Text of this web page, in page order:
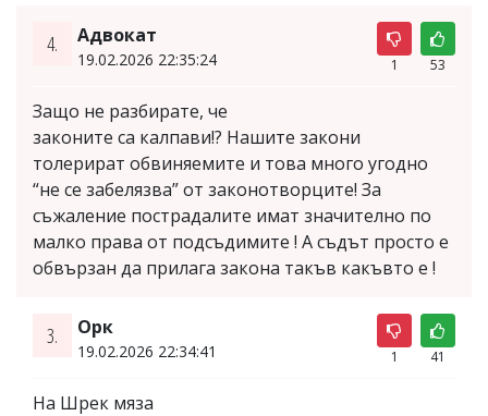
4. Адвокат
19.02.2026 22:35:24 1 53
Защо не разбирате, че
законите са калпави!? Нашите закони
толерират обвиняемите и това много угодно
“не се забелязва” от законотворците! За
съжаление пострадалите имат значително по
малко права от подсъдимите ! А съдът просто е
обвързан да прилага закона такъв какъвто е !
3. Орк
19.02.2026 22:34:41 1 41
На Шрек мяза